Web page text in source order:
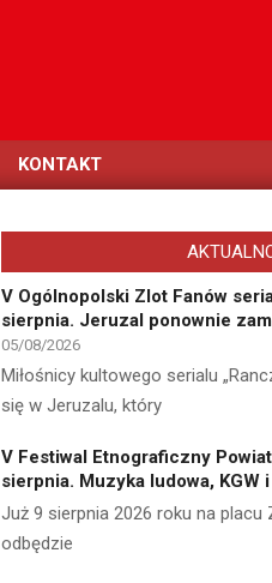
KONTAKT
V Ogólnopolski Zlot Fanów
sierpnia. Jeruzal ponownie
05/08/2026
Miłośnicy kultowego serialu
się w Jeruzalu, który
V Festiwal Etnograficzny
sierpnia. Muzyka ludowa, KGW
Już 9 sierpnia 2026 roku na placu
odbędzie